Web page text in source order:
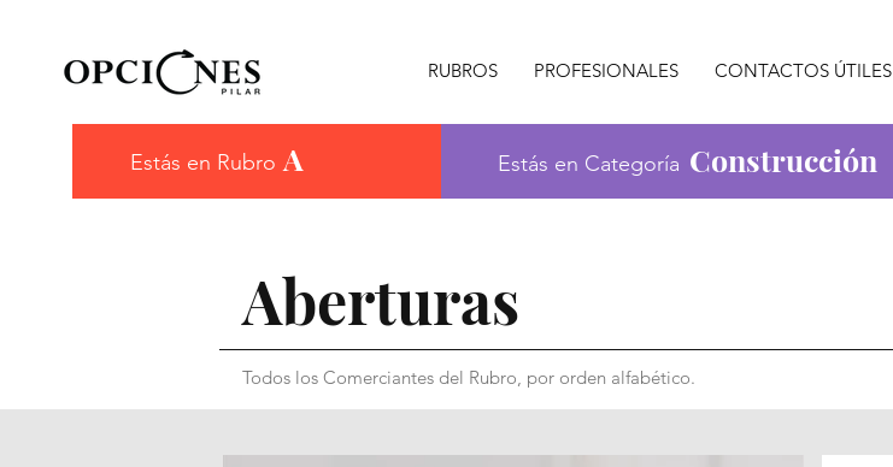
RUBROS PROFESIONALES CONTACTOS ÚTILES
Estás en Rubro A Estás en Categoría Construcción
Aberturas
Todos los Comerciantes del Rubro, por orden alfabético.